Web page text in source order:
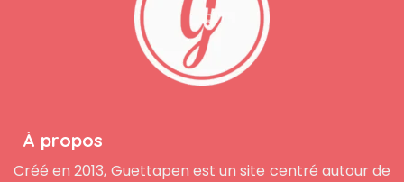
À propos
Créé en 2013, Guettapen est un site centré autour de